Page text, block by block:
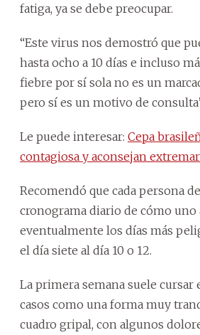
fatiga, ya se debe preocupar.
“Este virus nos demostró que
hasta ocho a 10 días e incluso
fiebre por sí sola no es un
pero sí es un motivo de
Le puede interesar: Cepa
contagiosa y aconsejan
Recomendó que cada persona
cronograma diario de cómo uno
eventualmente los días más
el día siete al día 10 o 12.
La primera semana suele cursar
casos como una forma muy
cuadro gripal, con algunos